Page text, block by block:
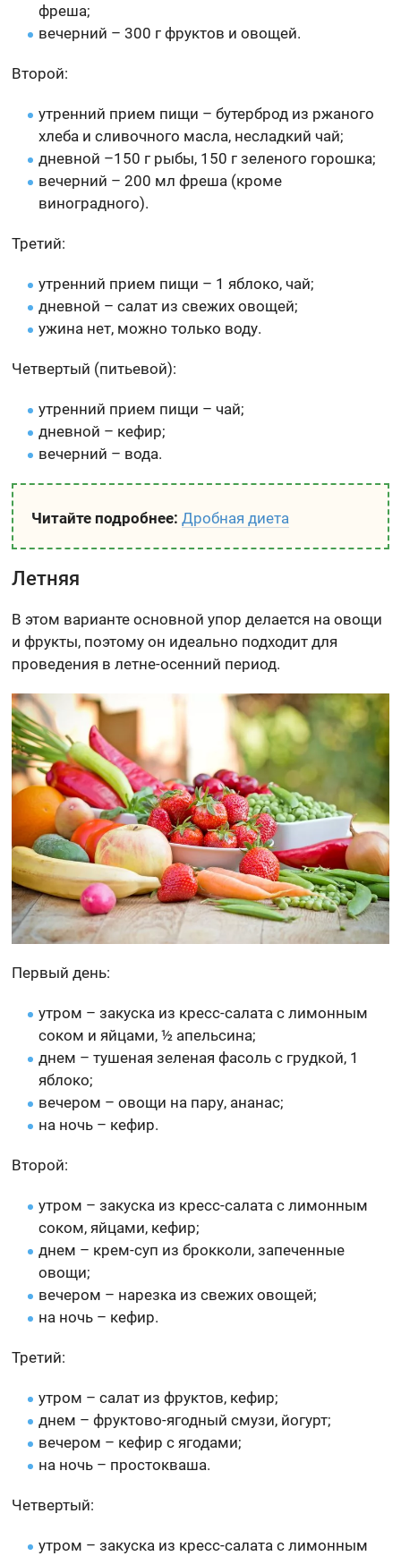
фреша;
вечерний – 300 г фруктов и овощей.
Второй:
утренний прием пищи – бутерброд из ржаного
хлеба и сливочного масла, несладкий чай;
дневной –150 г рыбы, 150 г зеленого горошка;
вечерний – 200 мл фреша (кроме
виноградного).
Третий:
утренний прием пищи – 1 яблоко, чай;
дневной – салат из свежих овощей;
ужина нет, можно только воду.
Четвертый (питьевой):
утренний прием пищи – чай;
дневной – кефир;
вечерний – вода.
Читайте подробнее: Дробная диета
Летняя
В этом варианте основной упор делается на овощи
и фрукты, поэтому он идеально подходит для
проведения в летне-осенний период.
Первый день:
утром – закуска из кресс-салата с лимонным
соком и яйцами, ½ апельсина;
днем – тушеная зеленая фасоль с грудкой, 1
яблоко;
вечером – овощи на пару, ананас;
на ночь – кефир.
Второй:
утром – закуска из кресс-салата с лимонным
соком, яйцами, кефир;
днем – крем-суп из брокколи, запеченные
овощи;
вечером – нарезка из свежих овощей;
на ночь – кефир.
Третий:
утром – салат из фруктов, кефир;
днем – фруктово-ягодный смузи, йогурт;
вечером – кефир с ягодами;
на ночь – простокваша.
Четвертый:
утром – закуска из кресс-салата с лимонным